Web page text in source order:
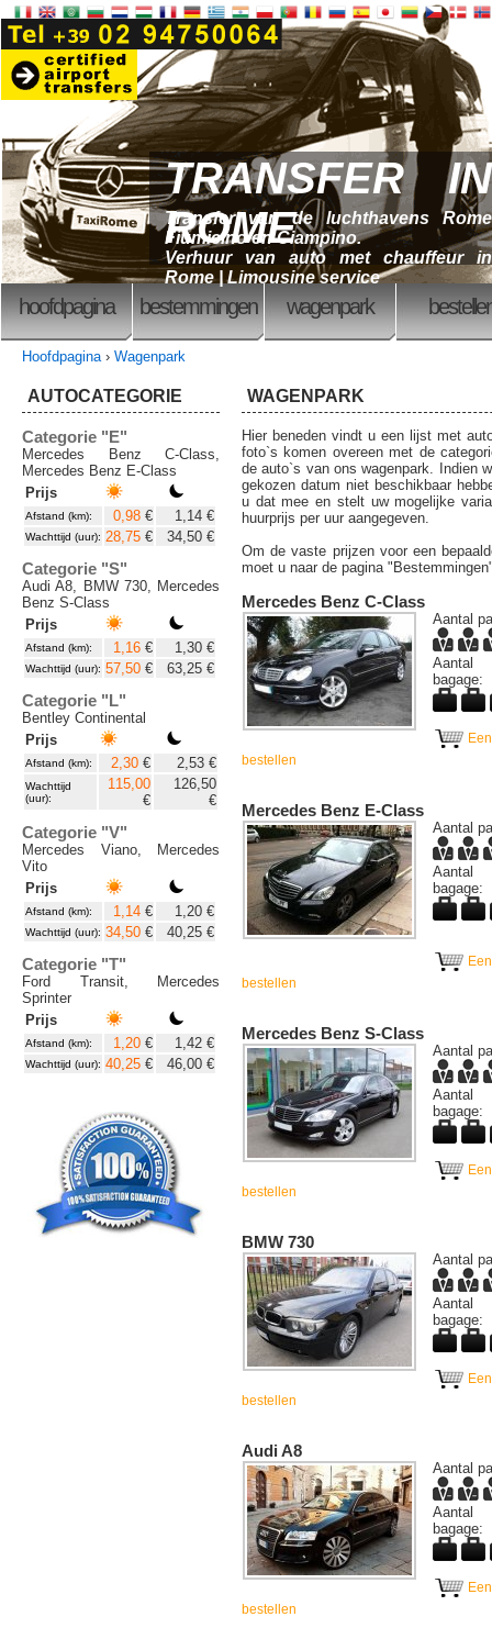
TRANSFER IN
ROME
Transfer van de luchthavens Rome
Fiumicino en Ciampino.
Verhuur van auto met chauffeur in
Rome | Limousine service
hoofdpagina bestemmingen wagenpark
Hoofdpagina› Wagenpark
WAGENPARK
Hier beneden vindt u een lijst met
foto`s komen overeen met de
de auto`s van ons wagenpark. Indien
gekozen datum niet beschikbaar
u dat mee en stelt uw mogelijke
huurprijs per uur aangegeven.
Om de vaste prijzen voor een
moet u naar de pagina
Mercedes Benz C-Class
Aantal
bagage:
bestellen
Mercedes Benz E-Class
Aantal
bagage:
bestellen
Mercedes Benz S-Class
Aantal
bagage:
bestellen
BMW 730
Aantal
bagage:
bestellen
Audi A8
Aantal
bagage:
bestellen
AUTOCATEGORIE
Categorie "E"
Mercedes Benz C-Class,
Mercedes Benz E-Class
Prijs
Afstand (km): 0,98 € 1,14 €
Wachttijd (uur): 28,75 € 34,50 €
Categorie "S"
Audi A8, BMW 730, Mercedes
Benz S-Class
Prijs
Afstand (km): 1,16 € 1,30 €
Wachttijd (uur): 57,50 € 63,25 €
Categorie "L"
Bentley Continental
Prijs
Afstand (km): 2,30 € 2,53 €
Wachttijd
(uur):
115,00
€
126,50
€
Categorie "V"
Mercedes Viano, Mercedes
Vito
Prijs
Afstand (km): 1,14 € 1,20 €
Wachttijd (uur): 34,50 € 40,25 €
Categorie "T"
Ford Transit, Mercedes
Sprinter
Prijs
Afstand (km): 1,20 € 1,42 €
Wachttijd (uur): 40,25 € 46,00 €